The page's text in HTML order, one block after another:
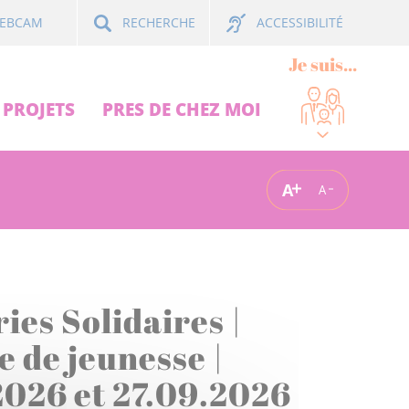
RECHERCHE ACCESSIBILITÉ
PRES DE CHEZ MOI
Je suis...
A A
Solidaires |
de jeunesse |
et 27.09.2026